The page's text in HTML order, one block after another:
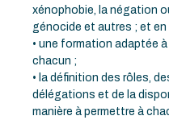
xénophobie, la négation
génocide et autres ; et
• une formation adaptée
chacun ;
• la définition des rôles,
délégations et de la
manière à permettre à